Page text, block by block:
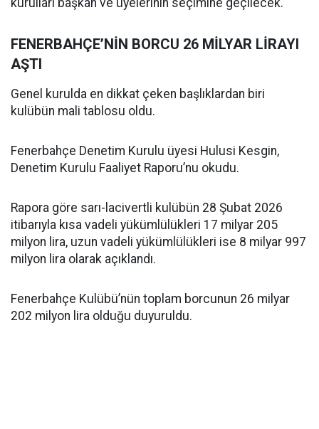
kurulları başkan ve üyelerinin seçimine geçilecek.
FENERBAHÇE’NİN BORCU 26 MİLYAR LİRAYI
AŞTI
Genel kurulda en dikkat çeken başlıklardan biri
kulübün mali tablosu oldu.
Fenerbahçe Denetim Kurulu üyesi Hulusi Kesgin,
Denetim Kurulu Faaliyet Raporu’nu okudu.
Rapora göre sarı-lacivertli kulübün 28 Şubat 2026
itibarıyla kısa vadeli yükümlülükleri 17 milyar 205
milyon lira, uzun vadeli yükümlülükleri ise 8 milyar 997
milyon lira olarak açıklandı.
Fenerbahçe Kulübü’nün toplam borcunun 26 milyar
202 milyon lira olduğu duyuruldu.